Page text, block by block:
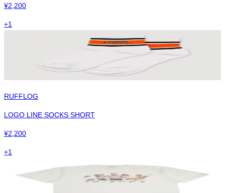
¥2,200
+1
RUFFLOG
LOGO LINE SOCKS SHORT
¥2,200
+1